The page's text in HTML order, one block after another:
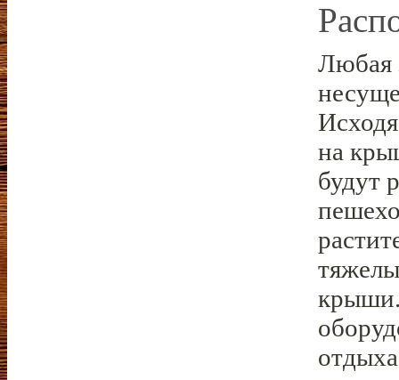
Любая
на
будут
крыши.